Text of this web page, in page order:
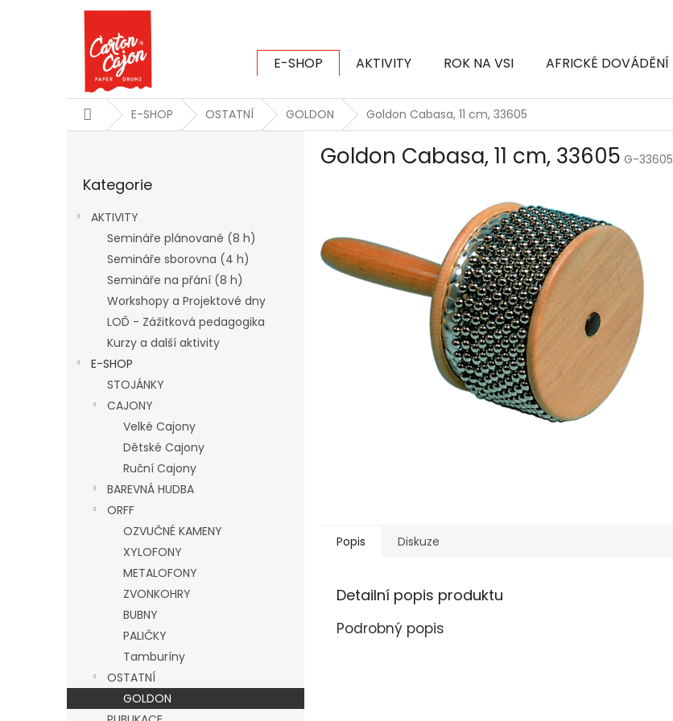
E-SHOP AKTIVITY ROK NA VSI AFRICKÉ DOVÁDĚNÍ
DomůE-SHOP OSTATNÍ GOLDON Goldon Cabasa, 11 cm, 33605
kategorie
Kategorie
AKTIVITY
Semináře plánované (8 h)
Semináře sborovna (4 h)
Semináře na přání (8 h)
Workshopy a Projektové dny
LOĎ - Zážitková pedagogika
Kurzy a další aktivity
E-SHOP
STOJÁNKY
CAJONY
Velké Cajony
Dětské Cajony
Ruční Cajony
BAREVNÁ HUDBA
ORFF
OZVUČNÉ KAMENY
XYLOFONY
METALOFONY
ZVONKOHRY
BUBNY
PALIČKY
Tamburíny
OSTATNÍ
GOLDON
Goldon Cabasa, 11 cm, 33605 G-33605
Popis Diskuze
Detailní popis produktu
Podrobný popis